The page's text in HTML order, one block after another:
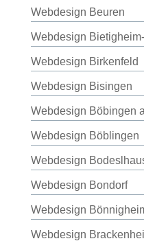
Webdesign Beuren
Webdesign
Webdesign Birkenfeld
Webdesign Bisingen
Webdesign Böbingen
Webdesign Böblingen
Webdesign
Webdesign Bondorf
Webdesign
Webdesign